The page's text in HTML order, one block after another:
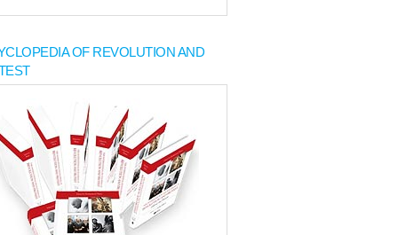
OF REVOLUTION AND